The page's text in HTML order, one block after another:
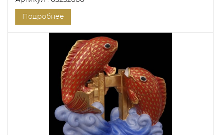
Подробнее